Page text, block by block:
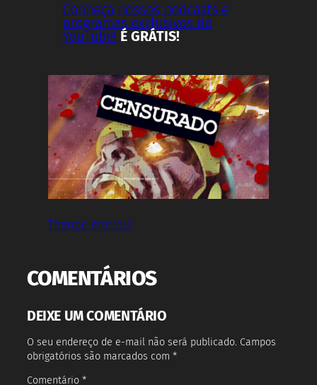
Conheça nossos podcasts e
programas exclusivos do
YouTube! É GRÁTIS!
Thanos morreu!
COMENTÁRIOS
DEIXE UM COMENTÁRIO
O seu endereço de e-mail não será publicado. Campos
obrigatórios são marcados com *
Comentário *